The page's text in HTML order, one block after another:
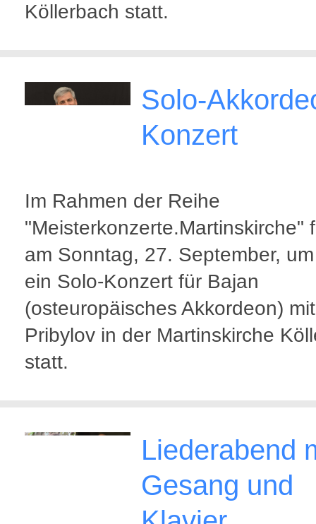
Köllerbach statt.
Solo-
Konzert
Im Rahmen der Reihe
"Meisterkonzerte.Martinskirche"
am Sonntag, 27. September,
ein Solo-Konzert für Bajan
(osteuropäisches Akkordeon)
Pribylov in der Martinskirche
statt.
Liederabend
Gesang und